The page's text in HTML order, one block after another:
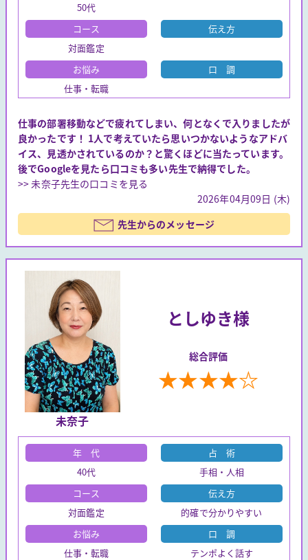
50代
コース
対面鑑定
お悩み
仕事・転職
伝え方
口 調
仕事の部署移動などで疲れてしまい、何となくで入りましたが
良かったです！ 1人で考えていたら思いつかないようなアドバ
イス、見透かされているのか？と驚くほどに当たっています。
後でGoogleを見たら口コミも多い先生で納得でした。
>> 未奈子先生の口コミを見る
2026年04月09日 (木)
先生からのメッセージ
未奈子
としゆき様
総合評価
★★★★☆
年 代
40代
コース
対面鑑定
お悩み
仕事・転職
占 術
手相・人相
伝え方
的確で分かりやすい
口 調
テンポよく話す